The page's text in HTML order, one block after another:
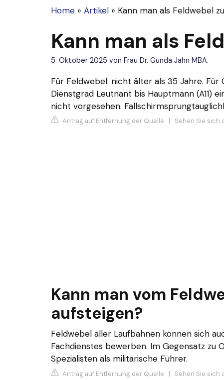
Home » Artikel » Kann man als Feldwebel
Kann man als
5. Oktober 2025 von Frau Dr. Gunda Jahn MBA.
Für Feldwebel: nicht älter als 35 Jahre. Für
Dienstgrad Leutnant bis Hauptmann (A11)
nicht vorgesehen.
Antrag auf Entfernung der Quelle | Sehen Sie sich
Kann man vom
aufsteigen?
Feldwebel aller Laufbahnen können sich
Fachdienstes bewerben. Im Gegensatz zu
Spezialisten als militärische Führer.
Antrag auf Entfernung der Quelle | Sehen Sie sich